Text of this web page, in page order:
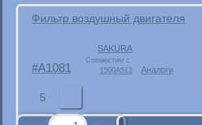
Фильтр воздушный двигателя
A1081
SAKURA
Совместим с
1500A513
Аналоги
5